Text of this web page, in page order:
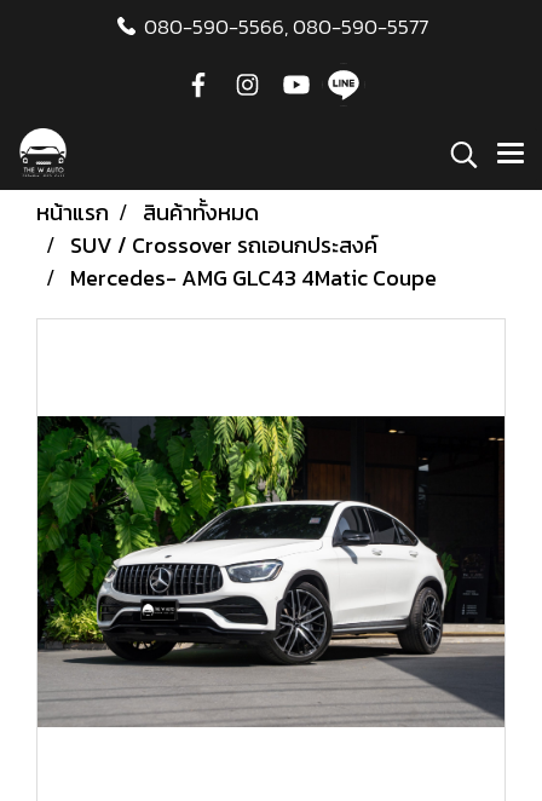
080-590-5566,080-590-5577
หน้าแรก
สินค้าทั้งหมด
SUV / Crossover รถเอนกประสงค์
Mercedes- AMG GLC43 4Matic Coupe